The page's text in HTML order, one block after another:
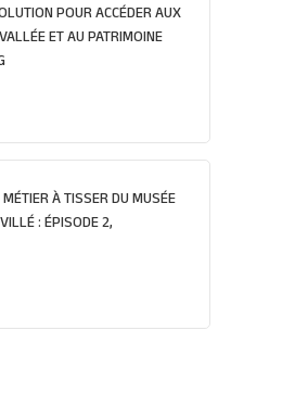
POUR ACCÉDER AUX
ET AU PATRIMOINE
À TISSER DU MUSÉE
: ÉPISODE 2,